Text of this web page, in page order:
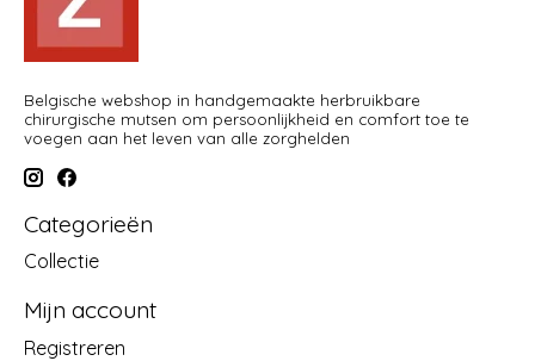
Belgische webshop in handgemaakte herbruikbare
chirurgische mutsen om persoonlijkheid en comfort toe te
voegen aan het leven van alle zorghelden
Categorieën
Collectie
Mijn account
Registreren